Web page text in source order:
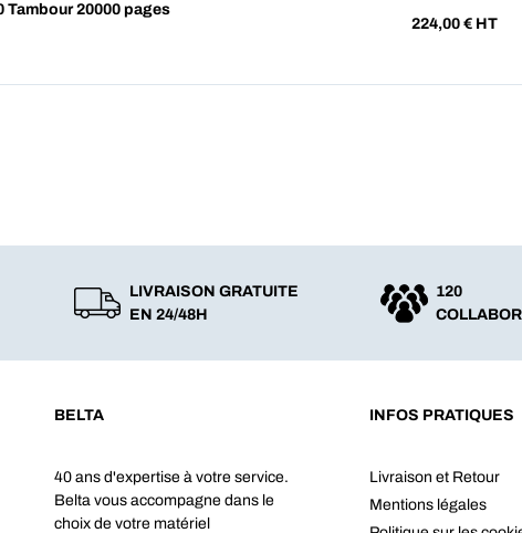
Tambour 20000 pages
224,00 € HT
LIVRAISON GRATUITE
EN 24/48H
120
BELTA
40 ans d'expertise à votre service.
Belta vous accompagne dans le
choix de votre matériel
INFOS PRATIQUES
Livraison et Retour
Mentions légales